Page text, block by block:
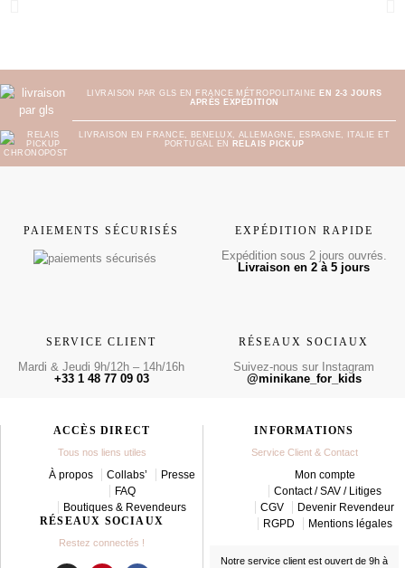
LIVRAISON PAR GLS EN FRANCE MÉTROPOLITAINE EN 2-3 JOURS
APRÈS EXPÉDITION
LIVRAISON EN FRANCE, BENELUX, ALLEMAGNE, ESPAGNE, ITALIE ET
PORTUGAL EN
RELAIS PICKUP
PAIEMENTS SÉCURISÉS EXPÉDITION RAPIDE
Expédition sous 2 jours ouvrés.
Livraison en 2 à 5 jours
SERVICE CLIENT
Mardi & Jeudi 9h/12h – 14h/16h
+33 1 48 77 09 03
RÉSEAUX SOCIAUX
Suivez-nous sur Instagram
@minikane_for_kids
ACCÈS DIRECT
Tous nos liens utiles
À propos Collabs’
Presse
FAQ
Boutiques & Revendeurs
RÉSEAUX SOCIAUX
Restez connectés !
INFORMATIONS
Service Client & Contact
Mon compte
Contact / SAV / Litiges
CGV
Devenir Revendeur
RGPD
Mentions légales
Notre service client est ouvert de 9h à